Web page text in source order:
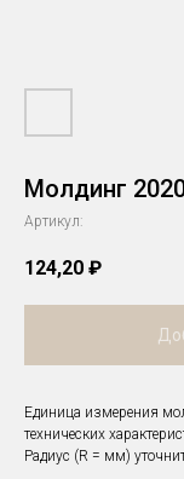
Молдинг
Артикул:
124,20 ₽
Единица измерения
технических
Радиус (R = мм)